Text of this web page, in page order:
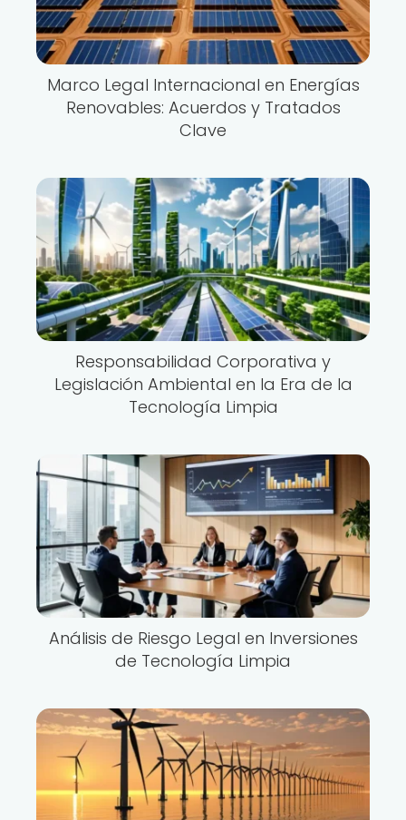
Marco Legal Internacional en Energías
Renovables: Acuerdos y Tratados
Clave
Responsabilidad Corporativa y
Legislación Ambiental en la Era de la
Tecnología Limpia
Análisis de Riesgo Legal en Inversiones
de Tecnología Limpia